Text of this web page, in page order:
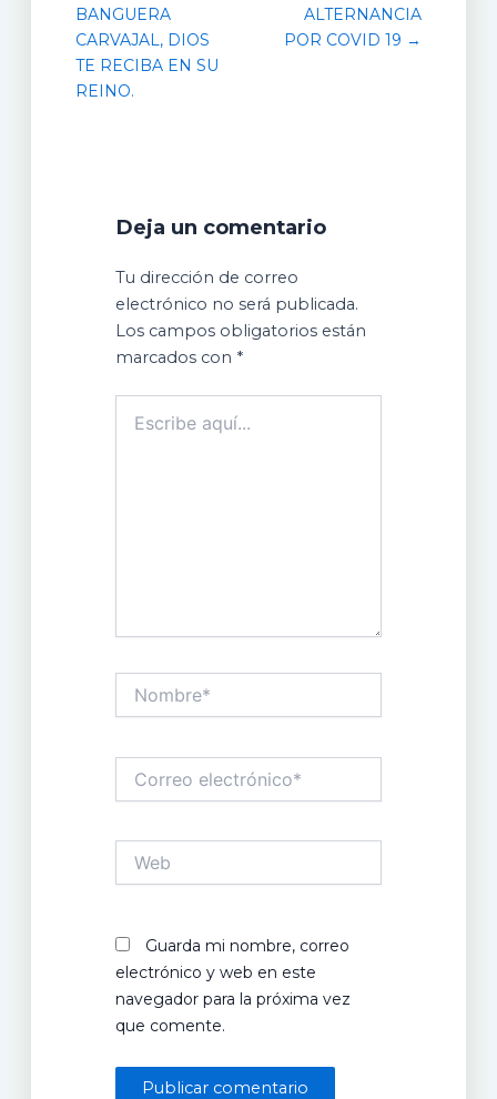
BANGUERA
CARVAJAL, DIOS
TE RECIBA EN SU
REINO.
ALTERNANCIA
POR COVID 19 →
Deja un comentario
Tu dirección de correo
electrónico no será publicada.
Los campos obligatorios están
marcados con *
aquí...
electrónico*
Guarda mi nombre, correo
electrónico y web en este
navegador para la próxima vez
que comente.